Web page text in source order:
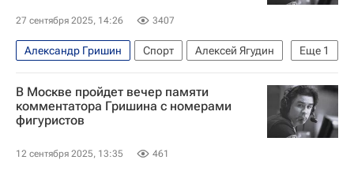
27 сентября 2025, 14:26 3407
Еще 1
Александр Гришин Спорт
Алексей Ягудин
Евгения Медведева
В Москве пройдет вечер памяти
комментатора Гришина с номерами
фигуристов
12 сентября 2025, 13:35 461